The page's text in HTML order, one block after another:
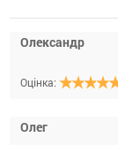
Олександр
Оцінка:
Олег